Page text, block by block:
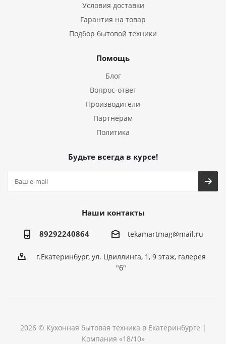
Условия доставки
Гарантия на товар
Подбор бытовой техники
Помощь
Блог
Вопрос-ответ
Производители
Партнерам
Политика
Будьте всегда в курсе!
Наши контакты
89292240864 tekamartmag@mail.ru
г.Екатеринбург, ул. Цвиллинга, 1, 9 этаж, галерея
"б"
2026 © Кухонная бытовая техника в Екатеринбурге |
Компания «18/10»